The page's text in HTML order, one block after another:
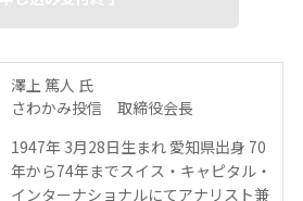
澤上 篤人 氏
さわかみ投信 取締役会長
1947年 3月28日生まれ 愛知県出身 70
年から74年までスイス・キャピタル・
インターナショナルにてアナリスト兼